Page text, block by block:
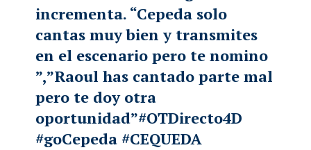
incrementa. “Cepeda solo
cantas muy bien y transmites
en el escenario pero te nomino
”,”Raoul has cantado parte mal
pero te doy otra
oportunidad”#OTDirecto4D
#goCepeda #CEQUEDA